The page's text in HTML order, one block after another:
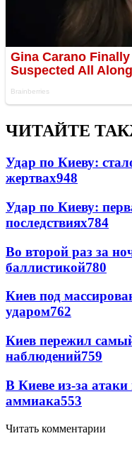
ЧИТАЙТЕ
Удар по Киеву:
жертвах948
Удар по Киеву:
последствиях784
Во второй раз за
баллистикой780
Киев под
ударом762
Киев пережил
наблюдений759
В Киеве из-за
аммиака553
Читать комментарии